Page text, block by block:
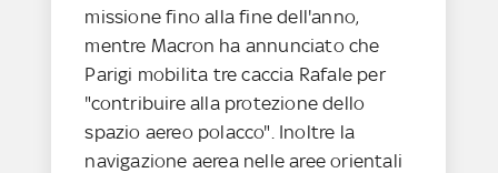
missione fino alla fine dell'anno,
mentre Macron ha annunciato che
Parigi mobilita tre caccia Rafale per
"contribuire alla protezione dello
spazio aereo polacco". Inoltre la
navigazione aerea nelle aree orientali